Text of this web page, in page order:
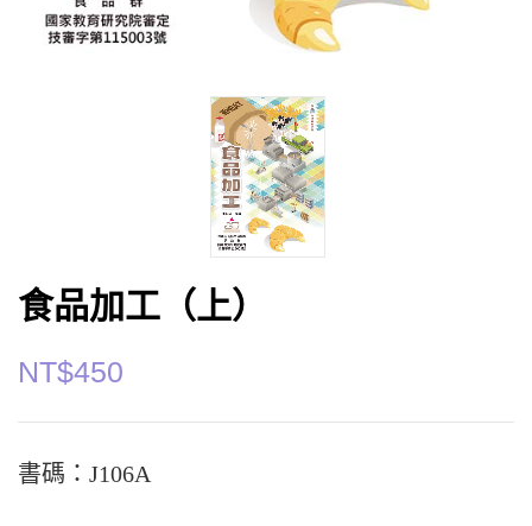
食品加工（上）
NT$450
書碼：J106A